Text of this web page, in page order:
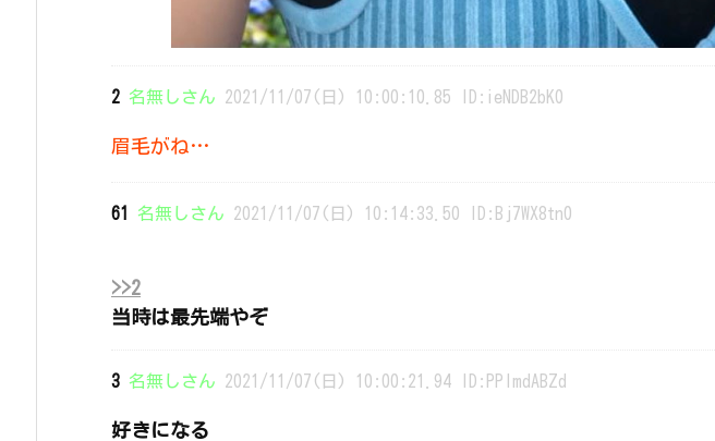
2 名無しさん 2021/11/07(日) 10:00:10.85 ID:ieNDB2bK0
眉毛がね…
61 名無しさん 2021/11/07(日) 10:14:33.50 ID:Bj7WX8tn0
>>2
当時は最先端やぞ
3 名無しさん 2021/11/07(日) 10:00:21.94 ID:PPImdABZd
好きになる